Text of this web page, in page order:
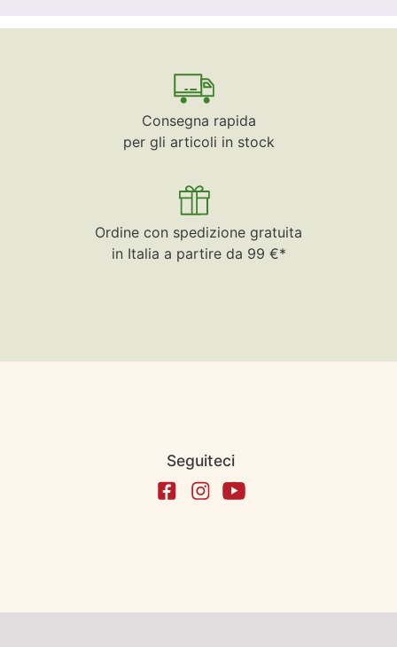
Consegna rapida
per gli articoli in stock
Ordine con spedizione gratuita
in Italia a partire da 99 €*
Seguiteci